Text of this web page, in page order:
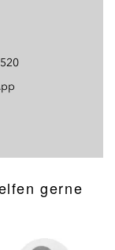
gerne